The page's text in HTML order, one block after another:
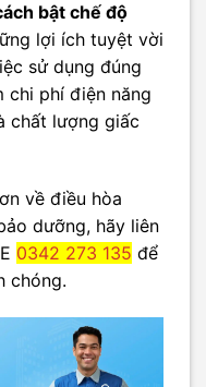
bật chế độ
lợi ích tuyệt vời
sử dụng đúng
chi phí điện năng
chất lượng giấc
về điều hòa
dưỡng, hãy liên
0342 273 135 để
chóng.